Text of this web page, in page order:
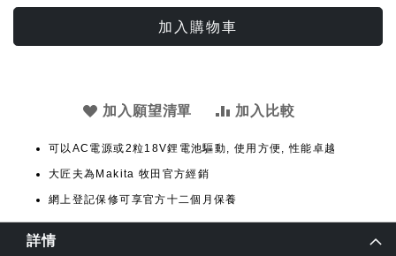
加入購物車
加入願望清單 加入比較
可以AC電源或2粒18V鋰電池驅動, 使用方便, 性能卓越
大匠夫為Makita 牧田官方經銷
網上登記保修可享官方十二個月保養
詳情